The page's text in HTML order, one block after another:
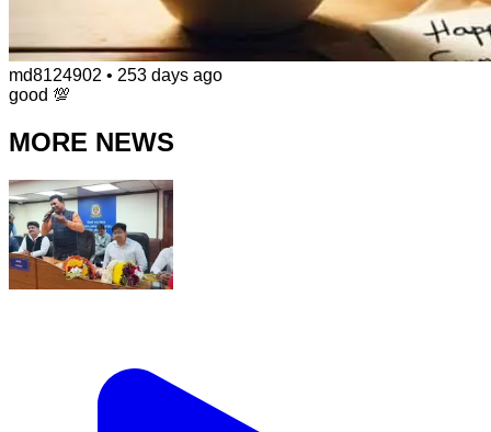
md8124902 • 253 days ago
good 💯
MORE NEWS